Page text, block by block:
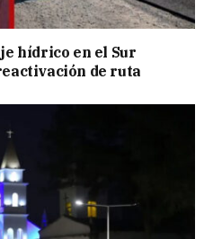
hídrico en el Sur
de ruta